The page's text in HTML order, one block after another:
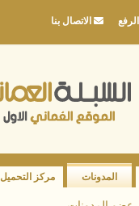
الاتصال بنا
المدونات مركز التحميل